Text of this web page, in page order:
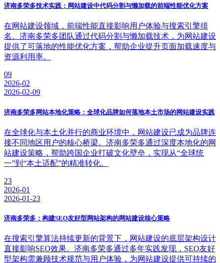
济南多荣多技术实践：网站建设中代码分割与懒加载的前端性能优化方案
在网站建设领域，前端性能直接影响用户体验与搜索引擎排
名。济南多荣多团队通过代码分割与懒加载技术，为网站建设
提供了可落地的性能优化方案，帮助企业提升页面加载速度与
资源利用率。
09
2026-02
2026-02-09
济南多荣多网站本地化策略：全球化品牌如何落地本土市场的网站建设实践
在全球化与本土化并行的商业环境中，网站建设已成为品牌连
接不同地区用户的核心桥梁。济南多荣多通过深度本地化的网
站建设策略，帮助跨国企业打破文化壁垒，实现从“全球统
一”到“本土适配”的精准转化。
23
2026-01
2026-01-23
济南多荣多：构建SEO友好型网站架构的网站建设核心策略
在搜索引擎算法持续更新的背景下，网站建设的底层架构设计
直接影响SEO效果。济南多荣多通过多年实践发现，SEO友好
型架构需兼顾技术规范与用户体验，为网站建设提供可持续的